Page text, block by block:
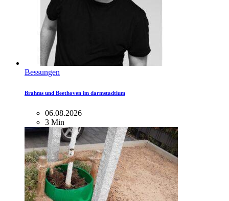
Bessungen
Brahms und Beethoven im darmstadtium
06.08.2026
3 Min